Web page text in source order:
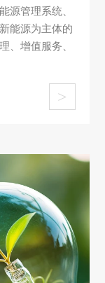
源管理系统、
能源为主体的
、增值服务、
>